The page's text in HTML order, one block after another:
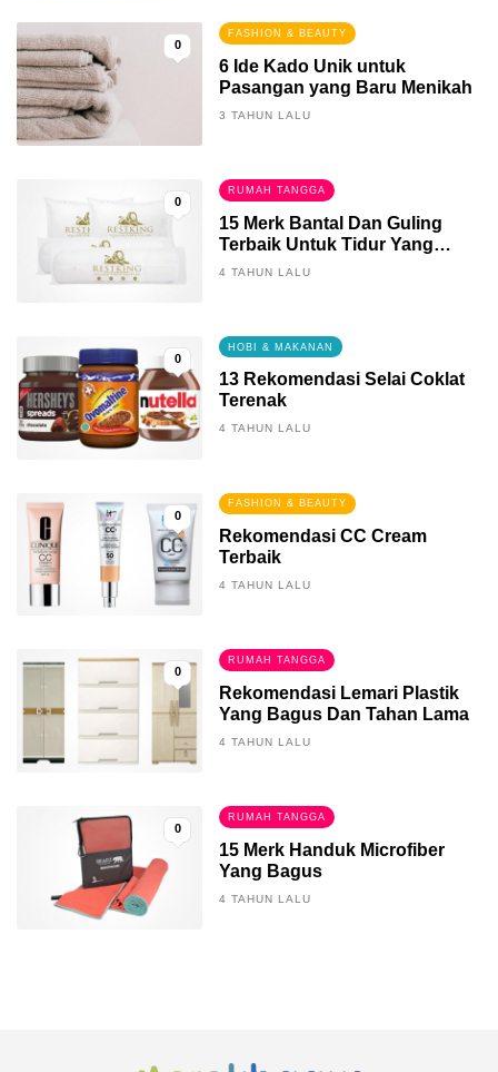
0
FASHION & BEAUTY
6 Ide Kado Unik untuk
Pasangan yang Baru Menikah
3 TAHUN LALU
0
RUMAH TANGGA
15 Merk Bantal Dan Guling
Terbaik Untuk Tidur Yang
Berkualitas
4 TAHUN LALU
0
HOBI & MAKANAN
13 Rekomendasi Selai Coklat
Terenak
4 TAHUN LALU
0
FASHION & BEAUTY
Rekomendasi CC Cream
Terbaik
4 TAHUN LALU
0
RUMAH TANGGA
Rekomendasi Lemari Plastik
Yang Bagus Dan Tahan Lama
4 TAHUN LALU
0
RUMAH TANGGA
15 Merk Handuk Microfiber
Yang Bagus
4 TAHUN LALU